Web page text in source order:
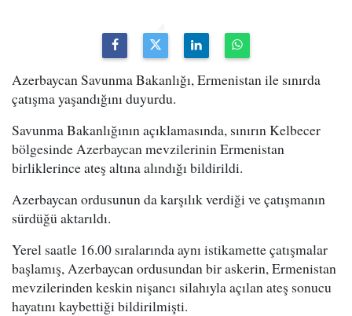
Azerbaycan Savunma Bakanlığı, Ermenistan ile sınırda
çatışma yaşandığını duyurdu.
Savunma Bakanlığının açıklamasında, sınırın Kelbecer
bölgesinde Azerbaycan mevzilerinin Ermenistan
birliklerince ateş altına alındığı bildirildi.
Azerbaycan ordusunun da karşılık verdiği ve çatışmanın
sürdüğü aktarıldı.
Yerel saatle 16.00 sıralarında aynı istikamette çatışmalar
başlamış, Azerbaycan ordusundan bir askerin, Ermenistan
mevzilerinden keskin nişancı silahıyla açılan ateş sonucu
hayatını kaybettiği bildirilmişti.